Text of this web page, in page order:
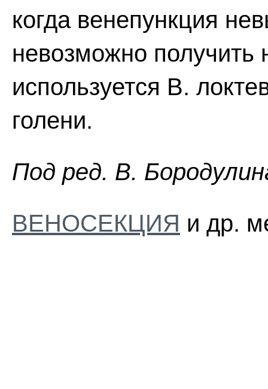
когда венепункция
невозможно
используется В.
голени.
Пoд peд. B.
ВЕНОСЕКЦИЯ и др.